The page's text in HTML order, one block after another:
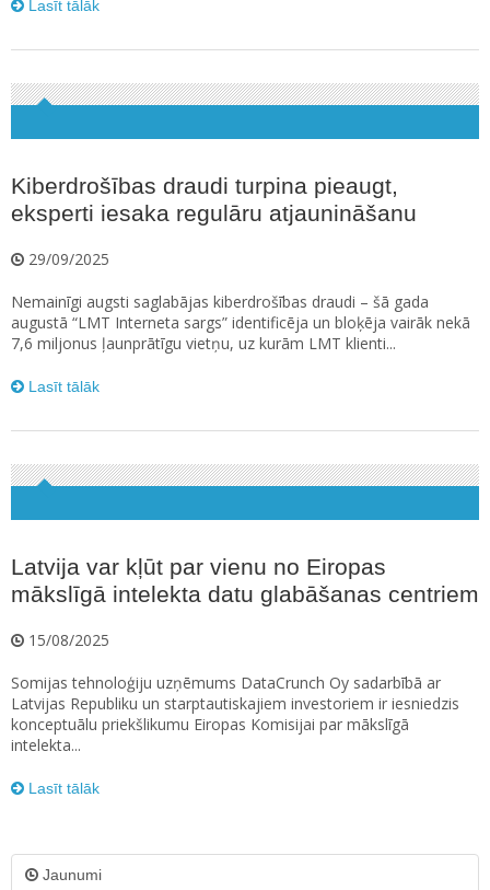
Lasīt tālāk
Kiberdrošības draudi turpina pieaugt,
eksperti iesaka regulāru atjaunināšanu
29/09/2025
Nemainīgi augsti saglabājas kiberdrošības draudi – šā gada
augustā “LMT Interneta sargs” identificēja un bloķēja vairāk nekā
7,6 miljonus ļaunprātīgu vietņu, uz kurām LMT klienti...
Lasīt tālāk
Latvija var kļūt par vienu no Eiropas
mākslīgā intelekta datu glabāšanas centriem
15/08/2025
Somijas tehnoloģiju uzņēmums DataCrunch Oy sadarbībā ar
Latvijas Republiku un starptautiskajiem investoriem ir iesniedzis
konceptuālu priekšlikumu Eiropas Komisijai par mākslīgā
intelekta...
Lasīt tālāk
Jaunumi